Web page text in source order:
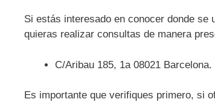
Si estás interesado en conocer donde se
quieras realizar consultas de manera
C/Aribau 185, 1a 08021 Barcelona.
Es importante que verifiques primero, si